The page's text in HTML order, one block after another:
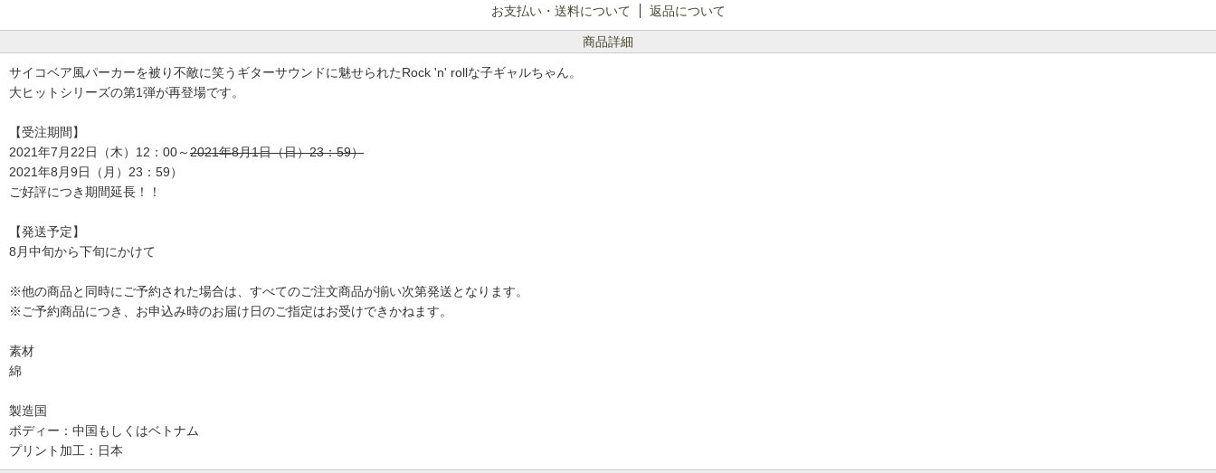
お支払い・送料について 返品について
商品詳細
サイコベア風パーカーを被り不敵に笑うギターサウンドに魅せられたRock 'n' rollな子ギャルちゃん。
大ヒットシリーズの第1弾が再登場です。
【受注期間】
2021年7月22日（木）12：00～2021年8月1日（日）23：59）
2021年8月9日（月）23：59）
ご好評につき期間延長！！
【発送予定】
8月中旬から下旬にかけて
※他の商品と同時にご予約された場合は、すべてのご注文商品が揃い次第発送となります。
※ご予約商品につき、お申込み時のお届け日のご指定はお受けできかねます。
素材
綿
製造国
ボディー：中国もしくはベトナム
プリント加工：日本